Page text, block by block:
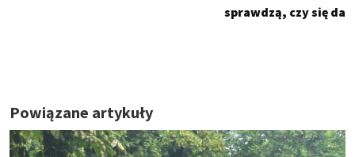
sprawdzą, czy się da
Powiązane artykuły